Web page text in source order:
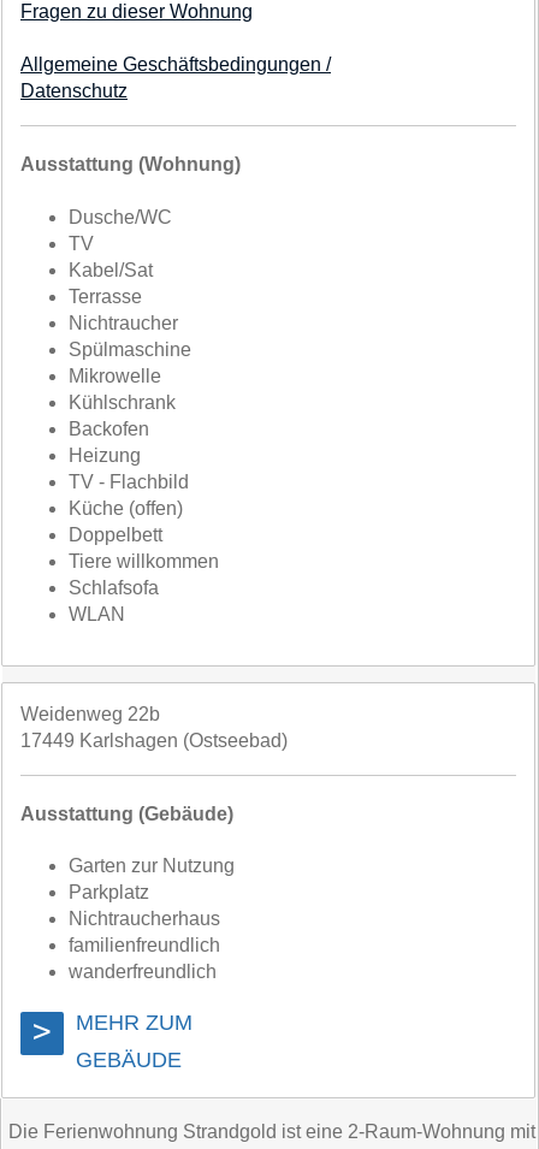
Fragen zu dieser Wohnung
Allgemeine Geschäftsbedingungen /
Datenschutz
Ausstattung (Wohnung)
Dusche/WC
TV
Kabel/Sat
Terrasse
Nichtraucher
Spülmaschine
Mikrowelle
Kühlschrank
Backofen
Heizung
TV - Flachbild
Küche (offen)
Doppelbett
Tiere willkommen
Schlafsofa
WLAN
Weidenweg 22b
17449 Karlshagen (Ostseebad)
Ausstattung (Gebäude)
Garten zur Nutzung
Parkplatz
Nichtraucherhaus
familienfreundlich
wanderfreundlich
>
MEHR ZUM
GEBÄUDE
Die Ferienwohnung Strandgold ist eine 2-Raum-Wohnung mit